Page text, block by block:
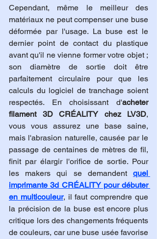
Cependant, même le meilleur des
matériaux ne peut compenser une buse
déformée par l'usage. La buse est le
dernier point de contact du plastique
avant qu'il ne vienne former votre objet ;
son diamètre de sortie doit être
parfaitement circulaire pour que les
calculs du logiciel de tranchage soient
respectés. En choisissant d'acheter
filament 3D CRÉALITY chez LV3D,
vous vous assurez une base saine,
mais l'abrasion naturelle, causée par le
passage de centaines de mètres de fil,
finit par élargir l'orifice de sortie. Pour
les makers qui se demandent quel
imprimante 3d CRÉALITY pour débuter
en multicouleur, il faut comprendre que
la précision de la buse est encore plus
critique lors des changements fréquents
de couleurs, car une buse usée favorise